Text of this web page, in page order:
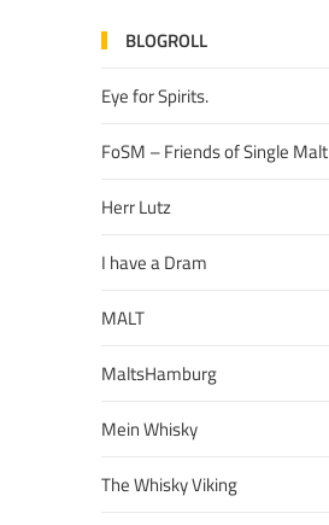
BLOGROLL
Eye for Spirits.
FoSM – Friends of Single Malt
Herr Lutz
I have a Dram
MALT
MaltsHamburg
Mein Whisky
The Whisky Viking